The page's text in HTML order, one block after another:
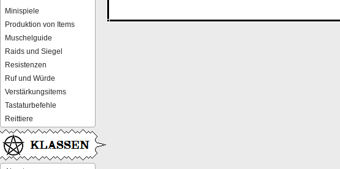
Minispiele
Produktion von Items
Muschelguide
Raids und Siegel
Resistenzen
Ruf und Würde
Verstärkungsitems
Tastaturbefehle
Reittiere